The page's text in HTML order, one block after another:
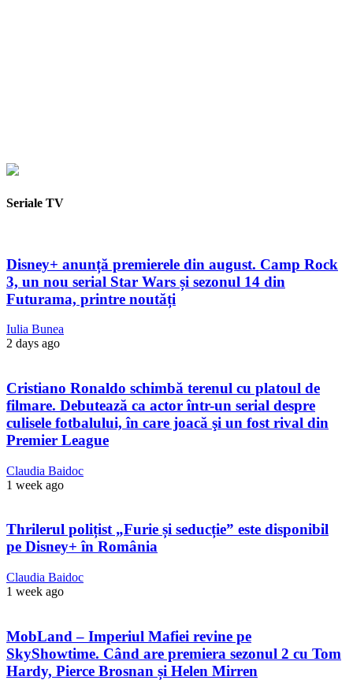
Seriale TV
Disney+ anunță premierele din august. Camp Rock
3, un nou serial Star Wars și sezonul 14 din
Futurama, printre noutăți
Iulia Bunea
2 days ago
Cristiano Ronaldo schimbă terenul cu platoul de
filmare. Debutează ca actor într-un serial despre
culisele fotbalului, în care joacă şi un fost rival din
Premier League
Claudia Baidoc
1 week ago
Thrilerul polițist „Furie și seducție” este disponibil
pe Disney+ în România
Claudia Baidoc
1 week ago
MobLand – Imperiul Mafiei revine pe
SkyShowtime. Când are premiera sezonul 2 cu Tom
Hardy, Pierce Brosnan și Helen Mirren